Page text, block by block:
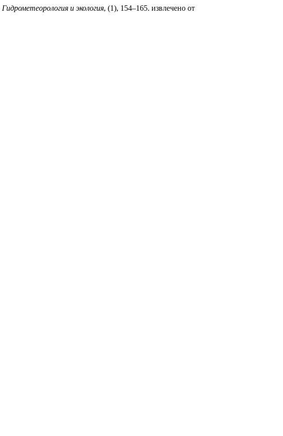
Гидрометеорология и экология, (1), 154–165. извлечено от